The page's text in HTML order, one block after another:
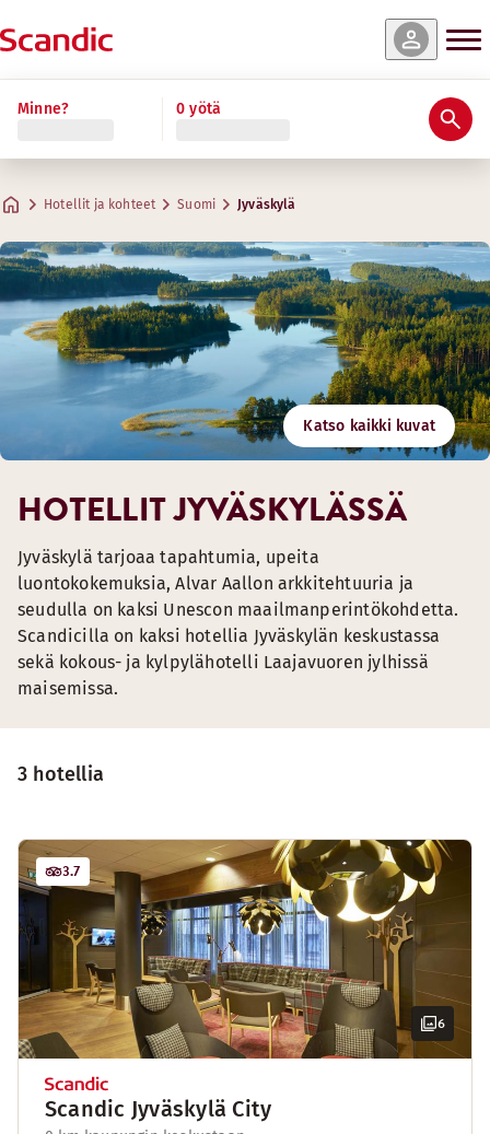
Minne? 0 yötä
Hotellit ja kohteet Suomi Jyväskylä
Katso kaikki kuvat
3 hotellia
6
3.7
Scandic Jyväskylä City
HOTELLIT JYVÄSKYLÄSSÄ
Jyväskylä tarjoaa tapahtumia, upeita
luontokokemuksia, Alvar Aallon arkkitehtuuria ja
seudulla on kaksi Unescon maailmanperintökohdetta.
Scandicilla on kaksi hotellia Jyväskylän keskustassa
sekä kokous- ja kylpylähotelli Laajavuoren jylhissä
maisemissa.